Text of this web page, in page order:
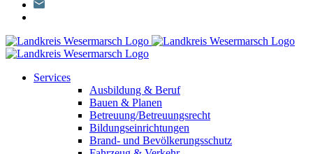
Services
Ausbildung & Beruf
Bauen & Planen
Betreuung/Betreuungsrecht
Bildungseinrichtungen
Brand- und Bevölkerungsschutz